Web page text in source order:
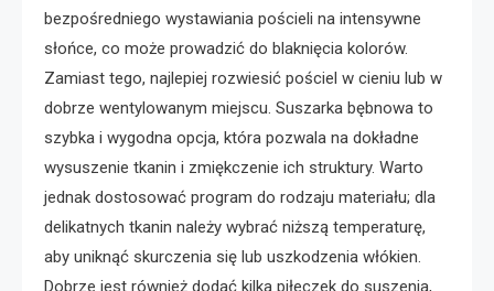
bezpośredniego wystawiania pościeli na intensywne
słońce, co może prowadzić do blaknięcia kolorów.
Zamiast tego, najlepiej rozwiesić pościel w cieniu lub w
dobrze wentylowanym miejscu. Suszarka bębnowa to
szybka i wygodna opcja, która pozwala na dokładne
wysuszenie tkanin i zmiękczenie ich struktury. Warto
jednak dostosować program do rodzaju materiału; dla
delikatnych tkanin należy wybrać niższą temperaturę,
aby uniknąć skurczenia się lub uszkodzenia włókien.
Dobrze jest również dodać kilka piłeczek do suszenia,